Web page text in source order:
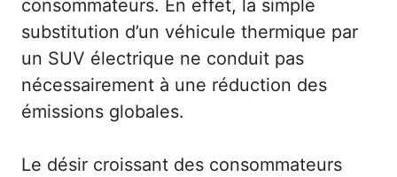
consommateurs. En effet, la simple
substitution d’un véhicule thermique par
un SUV électrique ne conduit pas
nécessairement à une réduction des
émissions globales.
Le désir croissant des consommateurs